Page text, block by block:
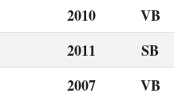
2010 VB
2011 SB
2007 VB